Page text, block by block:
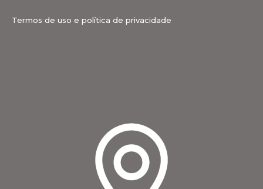
Termos de uso e política de privacidade